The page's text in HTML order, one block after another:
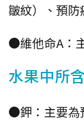
皺紋）、預防
●維他命A：
水果中所
●鉀：主要為